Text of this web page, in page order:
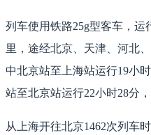
列车使用铁路25g型客车，运
里，途经北京、天津、河北
中北京站至上海站运行19小
站至北京站运行22小时28分
从上海开往北京1462次列车